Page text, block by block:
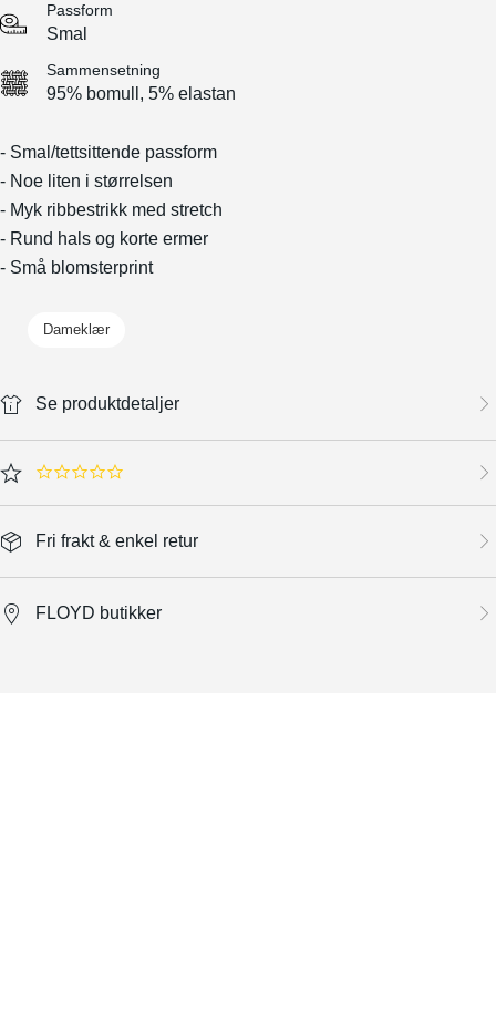
Passform
Smal
Sammensetning
95% bomull, 5% elastan
- Smal/tettsittende passform
- Noe liten i størrelsen
- Myk ribbestrikk med stretch
- Rund hals og korte ermer
- Små blomsterprint
Dameklær
Se produktdetaljer
0.0 star rating
Fri frakt & enkel retur
FLOYD butikker